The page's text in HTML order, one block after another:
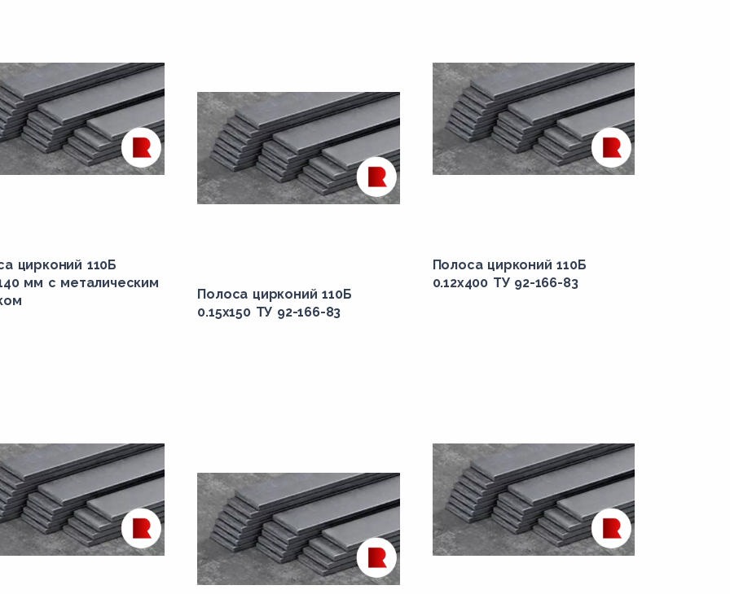
цирконий 110Б
мм с металическим
Полоса цирконий 110Б
0.12x400 ТУ 92-166-83
Полоса цирконий 110Б
0.15x150 ТУ 92-166-83